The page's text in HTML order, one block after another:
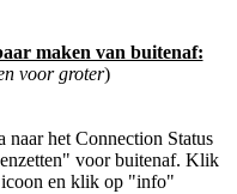
maken van buitenaf:
voor groter)
het Connection Status
voor buitenaf. Klik
icoon en klik op "info"